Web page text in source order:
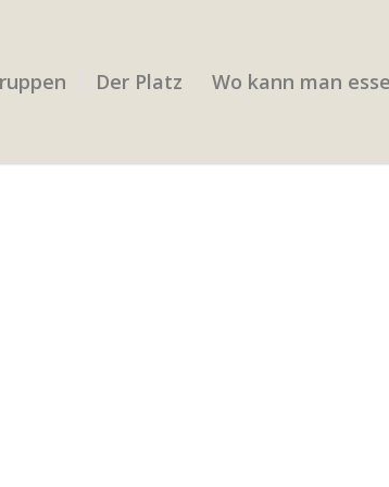
Der Platz Wo kann man